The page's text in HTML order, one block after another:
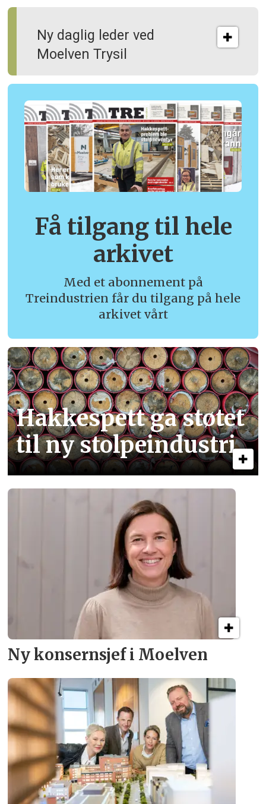
Ny daglig leder ved
Moelven Trysil
Få tilgang til hele
arkivet
Med et abonnement på
Treindustrien får du tilgang på hele
arkivet vårt
Hakkespett ga støtet
til ny stolpe­industri
Ny konsern­sjef i Moelven